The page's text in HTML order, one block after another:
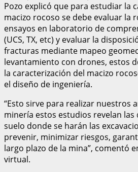
Pozo explicó que para estudiar la
macizo rocoso se debe evaluar la
ensayos en laboratorio de
(UCS, TX, etc) y evaluar la
fracturas mediante mapeo
levantamiento con drones, estos
la caracterización del macizo
el diseño de ingeniería.
“Esto sirve para realizar nuestros
minería estos estudios revelan las
suelo donde se harán las
prevenir, minimizar riesgos,
largo plazo de la mina”, comentó
virtual.